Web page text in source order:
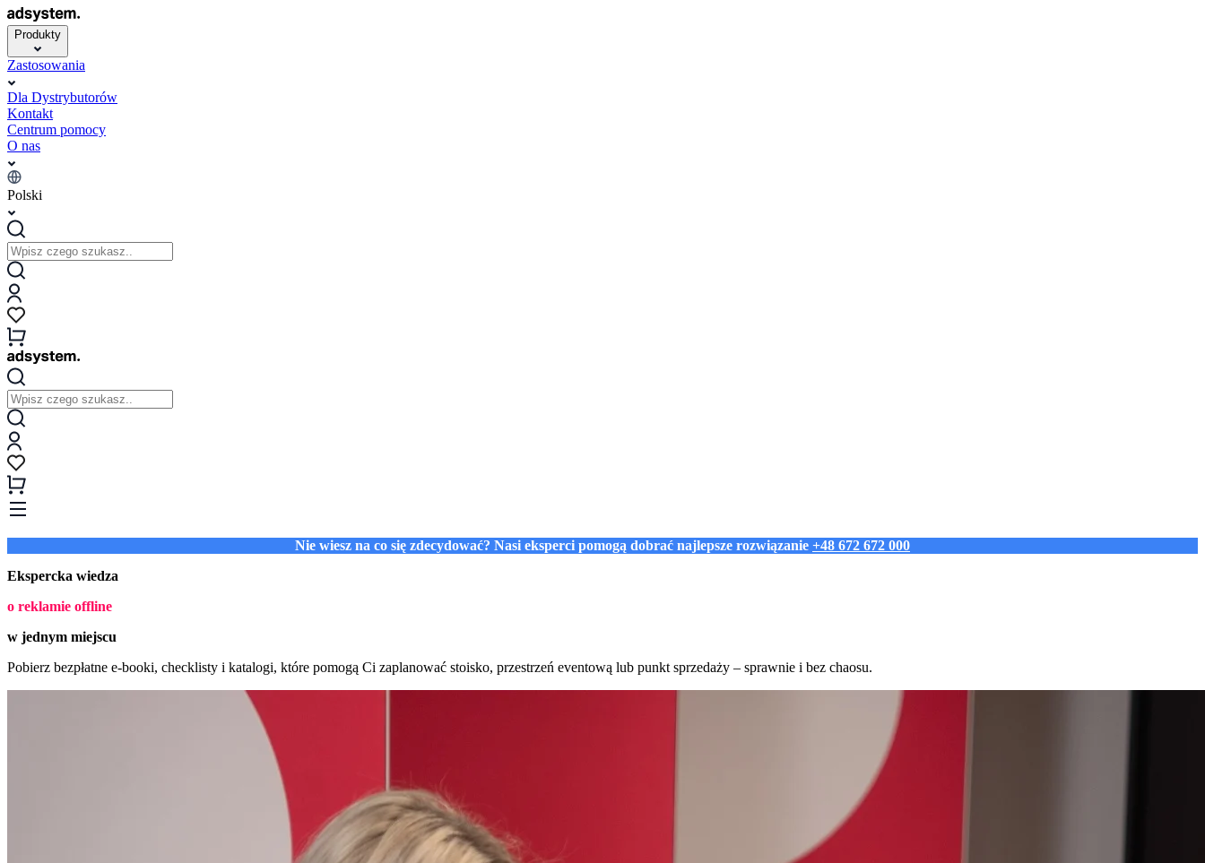
Produkty
Zastosowania
Dla Dystrybutorów
Kontakt
Centrum pomocy
O nas
Polski
Nie wiesz na co się zdecydować? Nasi eksperci pomogą dobrać najlepsze rozwiązanie +48 672 672 000
Ekspercka wiedza
o reklamie offline
w jednym miejscu
Pobierz bezpłatne e-booki, checklisty i katalogi, które pomogą Ci zaplanować stoisko, przestrzeń eventową lub punkt sprzedaży – sprawnie i bez chaosu.